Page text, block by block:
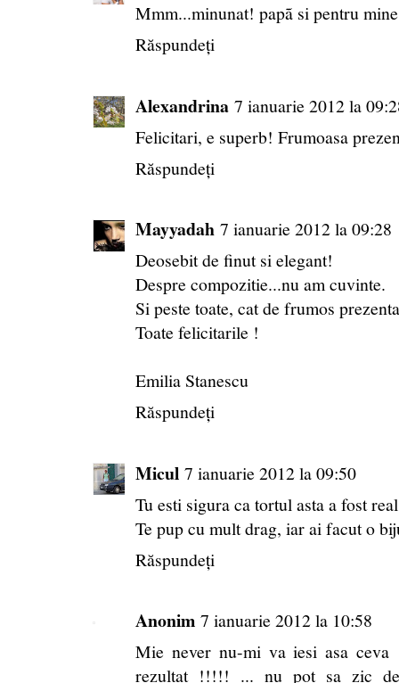
Mmm...minunat! papã si pentru
Răspundeți
Alexandrina 7 ianuarie 2012 la
Felicitari, e superb! Frumoasa
Răspundeți
Mayyadah 7 ianuarie 2012 la 09:28
Deosebit de finut si elegant!
Despre compozitie...nu am cuvinte.
Si peste toate, cat de frumos
Toate felicitarile !
Emilia Stanescu
Răspundeți
Micul 7 ianuarie 2012 la 09:50
Tu esti sigura ca tortul asta a fost
Te pup cu mult drag, iar ai facut o
Răspundeți
Anonim 7 ianuarie 2012 la 10:58
Mie never nu-mi va iesi asa
rezultat !!!!! ... nu pot sa zic